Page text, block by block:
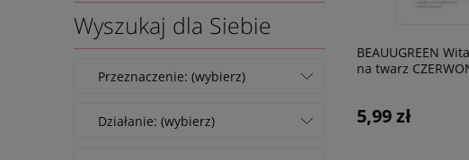
Wyszukaj dla Siebie
Przeznaczenie: (wybierz)
Działanie: (wybierz)
BEAUUGREEN
na twarz
5,99 zł